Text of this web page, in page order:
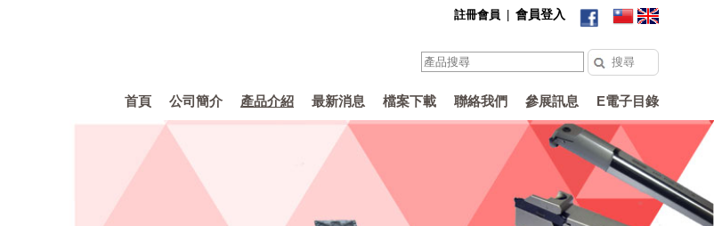
註冊會員 會員登入
首頁 公司簡介 產品介紹 最新消息 檔案下載 聯絡我們 參展訊息 E電子目錄